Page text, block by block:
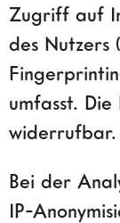
Zugriff auf
des Nutzers
umfasst.
widerrufbar.
Bei der
IP-